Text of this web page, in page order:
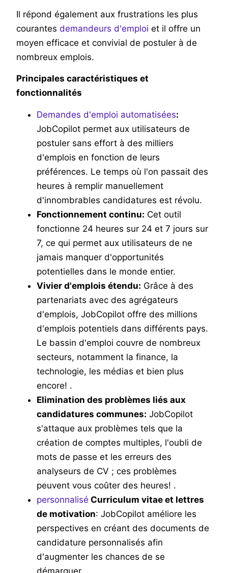
Il répond également aux frustrations les plus
courantesdemandeurs d'emploi et il offre un
moyen efficace et convivial de postuler à de
nombreux emplois.
Principales caractéristiques et
fonctionnalités
Demandes d'emploi automatisées:
JobCopilot permet aux utilisateurs de
postuler sans effort à des milliers
d'emplois en fonction de leurs
préférences. Le temps où l'on passait des
heures à remplir manuellement
d'innombrables candidatures est révolu.
Fonctionnement continu: Cet outil
fonctionne 24 heures sur 24 et 7 jours sur
7, ce qui permet aux utilisateurs de ne
jamais manquer d'opportunités
potentielles dans le monde entier.
Vivier d'emplois étendu: Grâce à des
partenariats avec des agrégateurs
d'emplois, JobCopilot offre des millions
d'emplois potentiels dans différents pays.
Le bassin d'emploi couvre de nombreux
secteurs, notamment la finance, la
technologie, les médias et bien plus
encore! .
Elimination des problèmes liés aux
candidatures communes: JobCopilot
s'attaque aux problèmes tels que la
création de comptes multiples, l'oubli de
mots de passe et les erreurs des
analyseurs de CV ; ces problèmes
peuvent vous coûter des heures! .
personnalisé Curriculum vitae et lettres
de motivation:JobCopilot améliore les
perspectives en créant des documents de
candidature personnalisés afin
d'augmenter les chances de se
démarquer.